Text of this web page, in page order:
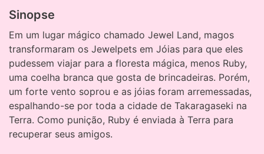
Sinopse
Em um lugar mágico chamado Jewel Land, magos
transformaram os Jewelpets em Jóias para que eles
pudessem viajar para a floresta mágica, menos Ruby,
uma coelha branca que gosta de brincadeiras. Porém,
um forte vento soprou e as jóias foram arremessadas,
espalhando-se por toda a cidade de Takaragaseki na
Terra. Como punição, Ruby é enviada à Terra para
recuperar seus amigos.